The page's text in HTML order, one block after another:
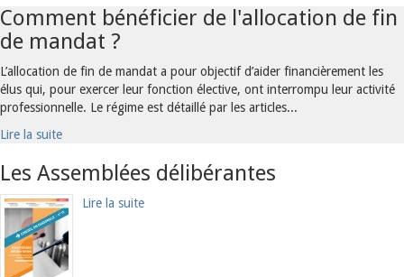
Comment bénéficier de l'allocation de fin
de mandat ?
L’allocation de fin de mandat a pour objectif d’aider financièrement les
élus qui, pour exercer leur fonction élective, ont interrompu leur activité
professionnelle. Le régime est détaillé par les articles...
Lire la suite
Les Assemblées délibérantes
Lire la suite